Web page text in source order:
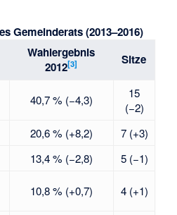
Gemeinderats (2013–2016)
Wahlergebnis
2012[3] Sitze
40,7 % (−4,3)
15
(−2)
20,6 % (+8,2)
7 (+3)
13,4 % (−2,8)
5 (−1)
10,8 % (+0,7) 4 (+1)